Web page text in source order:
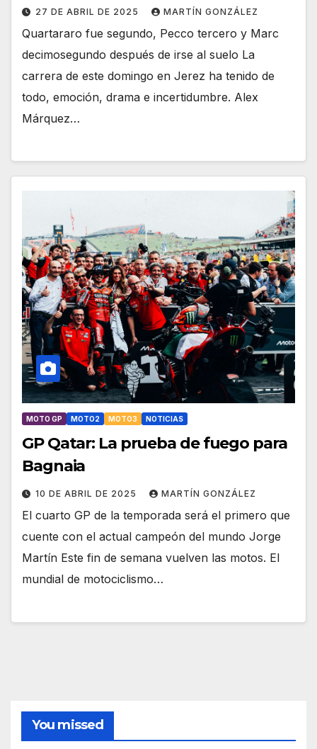
27 DE ABRIL DE 2025 MARTÍN GONZÁLEZ
Quartararo fue segundo, Pecco tercero y Marc
decimosegundo después de irse al suelo La
carrera de este domingo en Jerez ha tenido de
todo, emoción, drama e incertidumbre. Alex
Márquez…
MOTO GP MOTO2 MOTO3 NOTICIAS
GP Qatar: La prueba de fuego para
Bagnaia
10 DE ABRIL DE 2025 MARTÍN GONZÁLEZ
El cuarto GP de la temporada será el primero que
cuente con el actual campeón del mundo Jorge
Martín Este fin de semana vuelven las motos. El
mundial de motociclismo…
You missed